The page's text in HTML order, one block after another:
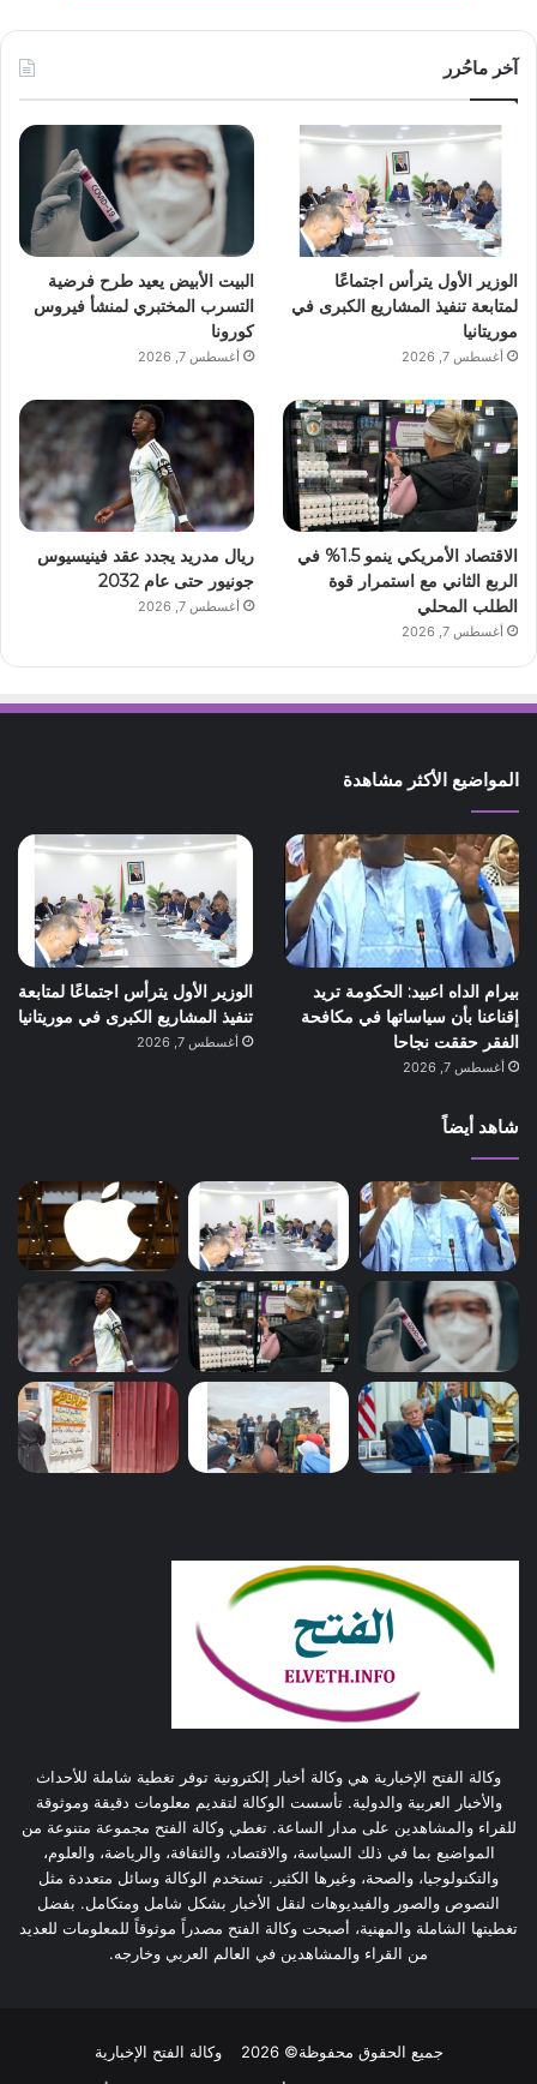
آخر ماحُرر
الوزير الأول يترأس اجتماعًا
لمتابعة تنفيذ المشاريع الكبرى في
موريتانيا
أغسطس 7, 2026
البيت الأبيض يعيد طرح فرضية
التسرب المختبري لمنشأ فيروس
كورونا
أغسطس 7, 2026
الاقتصاد الأمريكي ينمو 1.5% في
الربع الثاني مع استمرار قوة
الطلب المحلي
أغسطس 7, 2026
ريال مدريد يجدد عقد فينيسيوس
جونيور حتى عام 2032
أغسطس 7, 2026
المواضيع الأكثر مشاهدة
بيرام الداه اعبيد: الحكومة تريد
إقناعنا بأن سياساتها في مكافحة
الفقر حققت نجاحا
أغسطس 7, 2026
الوزير الأول يترأس اجتماعًا لمتابعة
تنفيذ المشاريع الكبرى في موريتانيا
أغسطس 7, 2026
شاهد أيضاً
وكالة الفتح الإخبارية هي وكالة أخبار إلكترونية توفر تغطية شاملة للأحداث
والأخبار العربية والدولية. تأسست الوكالة لتقديم معلومات دقيقة وموثوقة
للقراء والمشاهدين على مدار الساعة. تغطي وكالة الفتح مجموعة متنوعة من
المواضيع بما في ذلك السياسة، والاقتصاد، والثقافة، والرياضة، والعلوم،
والتكنولوجيا، والصحة، وغيرها الكثير. تستخدم الوكالة وسائل متعددة مثل
النصوص والصور والفيديوهات لنقل الأخبار بشكل شامل ومتكامل. بفضل
تغطيتها الشاملة والمهنية، أصبحت وكالة الفتح مصدراً موثوقاً للمعلومات للعديد
من القراء والمشاهدين في العالم العربي وخارجه.
جميع الحقوق محفوظة© 2026
وكالة الفتح الإخبارية